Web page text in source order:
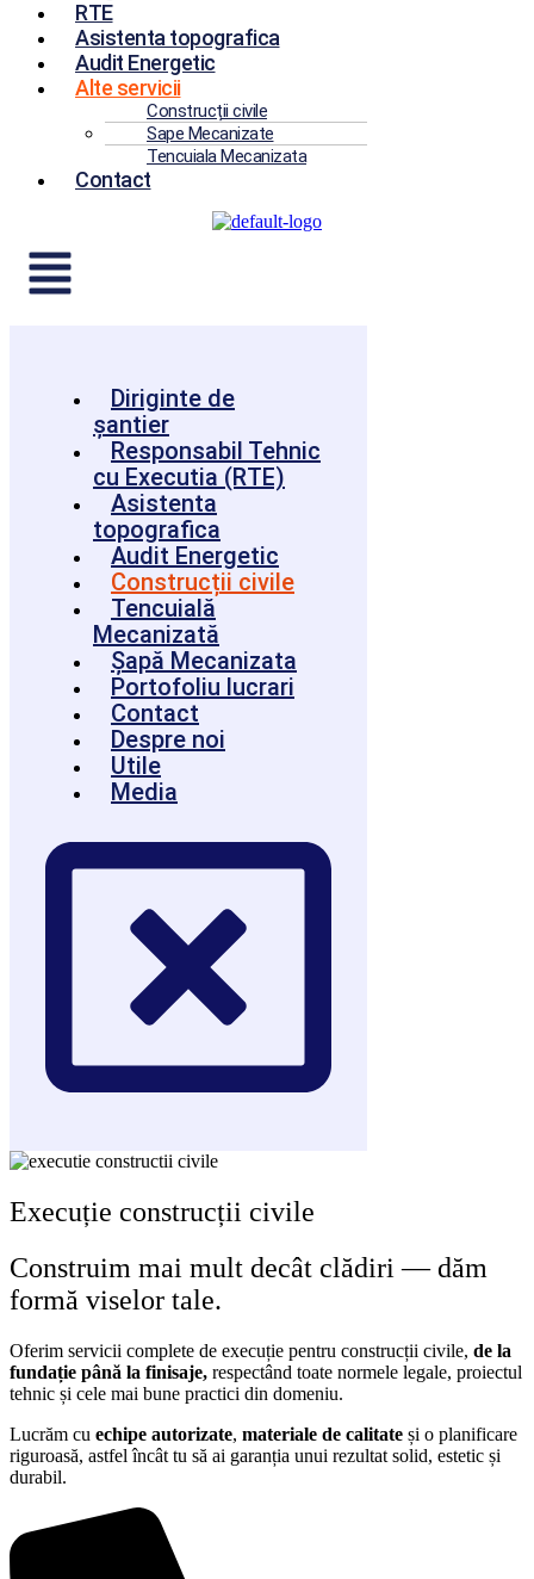
RTE
Asistenta topografica
Audit Energetic
Alte servicii
Construcții civile
Sape Mecanizate
Tencuiala Mecanizata
Contact
Diriginte de
șantier
Responsabil Tehnic
cu Executia (RTE)
Asistenta
topografica
Audit Energetic
Construcții civile
Tencuială
Mecanizată
Șapă Mecanizata
Portofoliu lucrari
Contact
Despre noi
Utile
Media
Execuție construcții civile
Construim mai mult decât clădiri — dăm
formă viselor tale.
Oferim servicii complete de execuție pentru construcții civile, de la
fundație până la finisaje, respectând toate normele legale, proiectul
tehnic și cele mai bune practici din domeniu.
Lucrăm cu echipe autorizate, materiale de calitate și o planificare
riguroasă, astfel încât tu să ai garanția unui rezultat solid, estetic și
durabil.